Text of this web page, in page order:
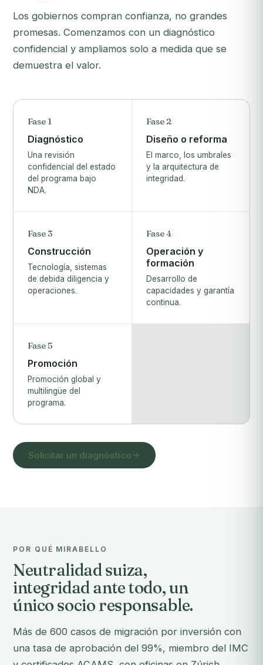
Los gobiernos compran confianza, no grandes
promesas. Comenzamos con un diagnóstico
confidencial y ampliamos solo a medida que se
demuestra el valor.
Fase 1
Diagnóstico
Una revisión
confidencial del estado
del programa bajo
NDA.
Fase 2
Diseño o reforma
El marco, los umbrales
y la arquitectura de
integridad.
Fase 3
Construcción
Tecnología, sistemas
de debida diligencia y
operaciones.
Fase 4
Operación y
formación
Desarrollo de
capacidades y garantía
continua.
Fase 5
Promoción
Promoción global y
multilingüe del
programa.
Solicitar un diagnóstico
POR QUÉ MIRABELLO
Neutralidad suiza,
integridad ante todo, un
único socio responsable.
Más de 600 casos de migración por inversión con
una tasa de aprobación del 99%, miembro del IMC